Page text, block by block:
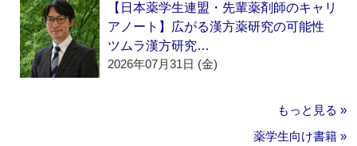
【日本薬学生連盟・先輩薬剤師のキャリ
アノート】広がる漢方薬研究の可能性
ツムラ漢方研究…
2026年07月31日 (金)
もっと見る »
薬学生向け書籍 »